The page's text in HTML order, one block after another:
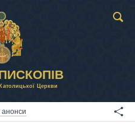
Церкви
анонси